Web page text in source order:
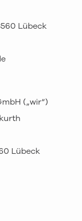
Lübeck
(„wir“)
Lübeck